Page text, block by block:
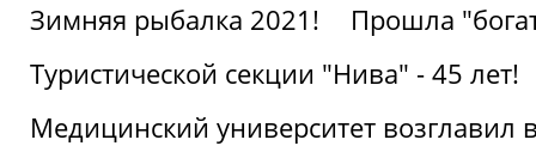
Зимняя рыбалка 2021!
Прошла
Туристической секции "Нива" - 45 лет!
Медицинский университет возглавил